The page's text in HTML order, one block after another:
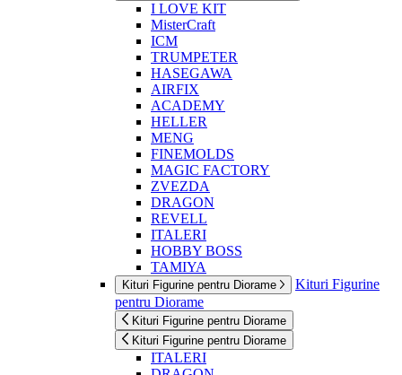
I LOVE KIT
MisterCraft
ICM
TRUMPETER
HASEGAWA
AIRFIX
ACADEMY
HELLER
MENG
FINEMOLDS
MAGIC FACTORY
ZVEZDA
DRAGON
REVELL
ITALERI
HOBBY BOSS
TAMIYA
Kituri Figurine pentru Diorame
Kituri Figurine
pentru Diorame
Kituri Figurine pentru Diorame
Kituri Figurine pentru Diorame
ITALERI